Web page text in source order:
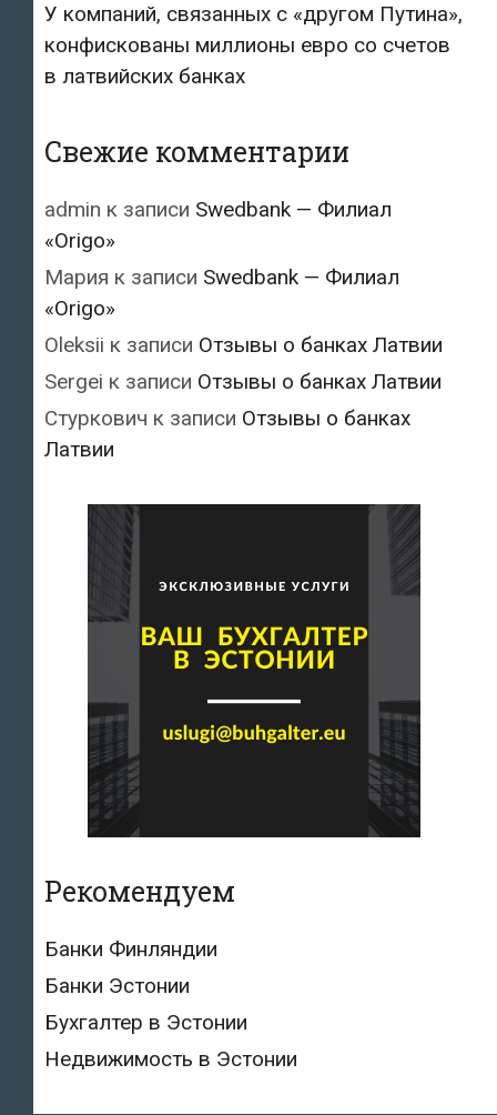
У компаний, связанных с «другом Путина»,
конфискованы миллионы евро со счетов
в латвийских банках
Свежие комментарии
admin к записи Swedbank — Филиал
«Origo»
Мария к записи Swedbank — Филиал
«Origo»
Oleksii к записи Отзывы о банках Латвии
Sergei к записи Отзывы о банках Латвии
Стуркович к записи Отзывы о банках
Латвии
Рекомендуем
Банки Финляндии
Банки Эстонии
Бухгалтер в Эстонии
Недвижимость в Эстонии